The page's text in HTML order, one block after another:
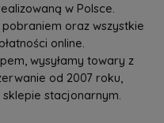
w Polsce.
oraz wszystkie
online.
wysyłamy towary z
od 2007 roku,
stacjonarnym.